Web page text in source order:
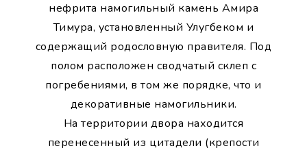
нефрита намогильный камень Амира
Тимура, установленный Улугбеком и
содержащий родословную правителя. Под
полом расположен сводчатый склеп с
погребениями, в том же порядке, что и
декоративные намогильники.
На территории двора находится
перенесенный из цитадели (крепости